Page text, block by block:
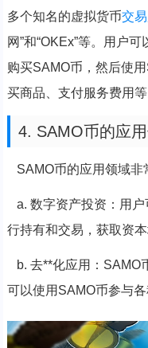
多个知名的虚拟货币交
网”和“OKEx”等。用户
购买SAMO币，然后使
买商品、支付服务费用等
4. SAMO币的应
SAMO币的应用领域非
a. 数字资产投资：用
行持有和交易，获取资本
b. 去**化应用：SAMO
可以使用SAMO币参与